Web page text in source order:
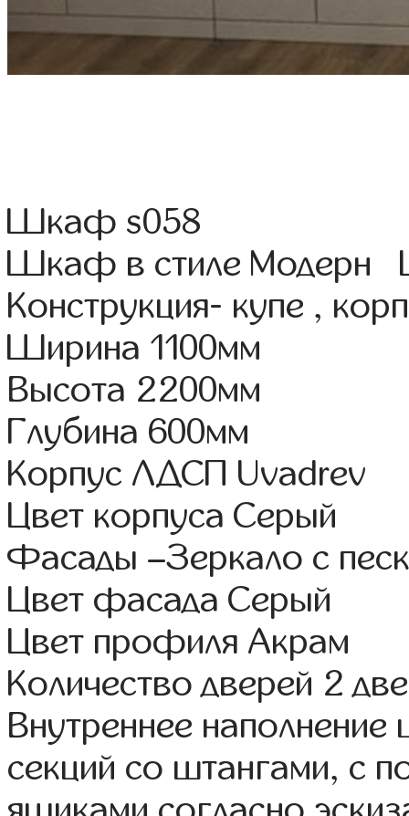
Шкаф s058
Шкаф в стиле Модерн
Конструкция- купе ,
Ширина 1100мм
Высота 2200мм
Глубина 600мм
Корпус ЛДСП Uvadrev
Цвет корпуса Серый
Фасады –Зеркало с
Цвет фасада Серый
Цвет профиля Акрам
Количество дверей 2
Внутреннее
секций со штангами, с